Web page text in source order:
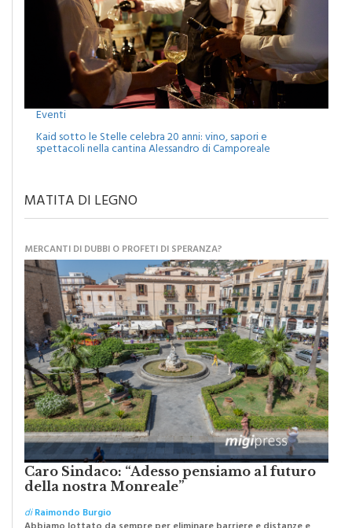
Eventi
Kaid sotto le Stelle celebra 20 anni: vino, sapori e
MATITA DI LEGNO
MERCANTI DI DUBBI O PROFETI DI SPERANZA?
Caro Sindaco: “Adesso pensiamo al futuro
della nostra Monreale”